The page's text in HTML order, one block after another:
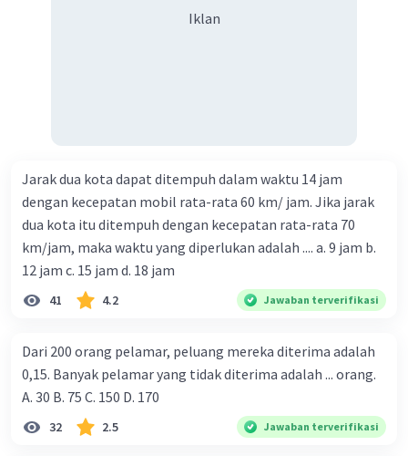
Iklan
Jarak dua kota dapat ditempuh dalam waktu 14 jam
dengan kecepatan mobil rata-rata 60 km/ jam. Jika jarak
dua kota itu ditempuh dengan kecepatan rata-rata 70
km/jam, maka waktu yang diperlukan adalah .... a. 9 jam b.
12 jam c. 15 jam d. 18 jam
41 4.2 Jawaban terverifikasi
Dari 200 orang pelamar, peluang mereka diterima adalah
0,15. Banyak pelamar yang tidak diterima adalah ... orang.
A. 30 B. 75 C. 150 D. 170
32 2.5 Jawaban terverifikasi